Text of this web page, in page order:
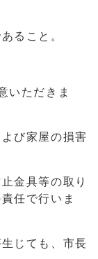
ること。
いただきま
び家屋の損害
金具等の取り
任で行いま
じても、市長